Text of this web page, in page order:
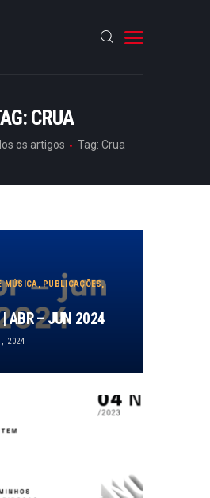
CRUA
os artigos Tag: Crua
MÚSICA,PUBLICAÇÕES,
| ABR – JUN 2024
2024